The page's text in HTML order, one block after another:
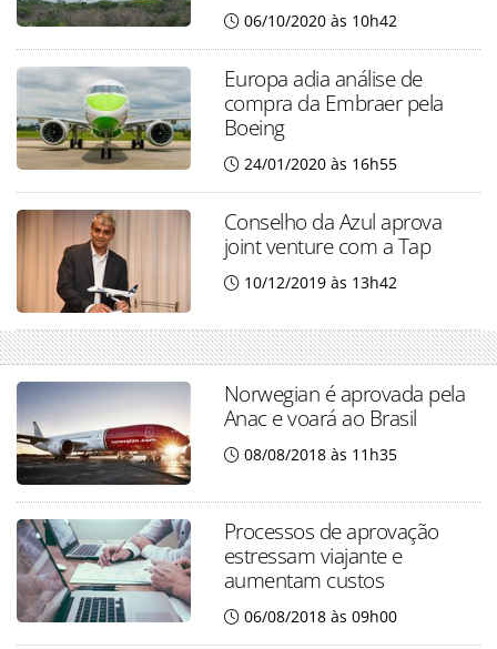
06/10/2020 às 10h42
Europa adia análise de
compra da Embraer pela
Boeing
24/01/2020 às 16h55
Conselho da Azul aprova
joint venture com a Tap
10/12/2019 às 13h42
Norwegian é aprovada pela
Anac e voará ao Brasil
08/08/2018 às 11h35
Processos de aprovação
estressam viajante e
aumentam custos
06/08/2018 às 09h00